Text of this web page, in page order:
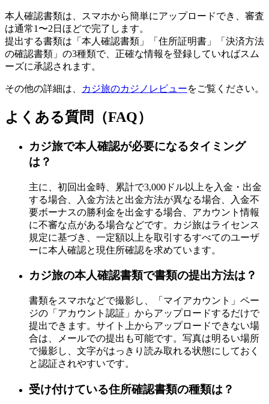
本人確認書類は、スマホから簡単にアップロードでき、審査
は通常1〜2日ほどで完了します。
提出する書類は「本人確認書類」「住所証明書」「決済方法
の確認書類」の3種類で、正確な情報を登録していればスム
ーズに承認されます。
その他の詳細は、 カジ旅のカジノレビューをご覧ください。
よくある質問（FAQ）
カジ旅で本人確認が必要になるタイミング
は？
主に、初回出金時、累計で3,000ドル以上を入金・出金
する場合、入金方法と出金方法が異なる場合、入金不
要ボーナスの勝利金を出金する場合、アカウント情報
に不審な点がある場合などです。カジ旅はライセンス
規定に基づき、一定額以上を取引するすべてのユーザ
ーに本人確認と現住所確認を求めています。
カジ旅の本人確認書類で書類の提出方法は？
書類をスマホなどで撮影し、「マイアカウント」ペー
ジの「アカウント認証」からアップロードするだけで
提出できます。サイト上からアップロードできない場
合は、メールでの提出も可能です。写真は明るい場所
で撮影し、文字がはっきり読み取れる状態にしておく
と認証されやすいです。
受け付けている住所確認書類の種類は？